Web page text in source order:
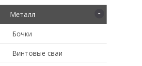
Металл -
Бочки
Винтовые сваи